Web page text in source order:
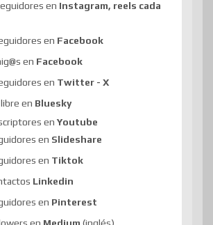
en Instagram, reels cada
en Facebook
en Facebook
en Twitter - X
en Bluesky
en Youtube
en Slideshare
en Tiktok
Linkedin
en Pinterest